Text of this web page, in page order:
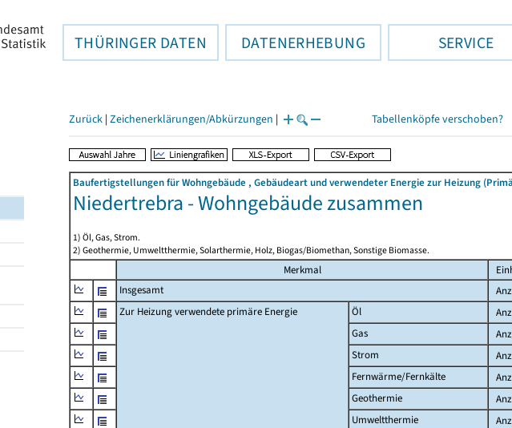
THÜRINGER DATEN DATENERHEBUNG SERVICE
Zurück | Zeichenerklärungen/Abkürzungen | Tabellenköpfe verschoben?
Baufertigstellungen für Wohngebäude , Gebäudeart und verwendeter Energie zur Heizung
Niedertrebra - Wohngebäude zusammen
1) Öl, Gas, Strom.
2) Geothermie, Umweltthermie, Solarthermie, Holz, Biogas/Biomethan, Sonstige Biomasse.
Merkmal
Insgesamt
Zur Heizung verwendete primäre Energie
Öl
Gas
Strom
Fernwärme/Fernkälte
Geothermie
Umweltthermie